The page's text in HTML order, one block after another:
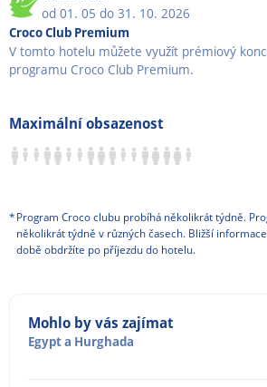
od 01. 05 do 31. 10. 2026
Croco Club Premium
V tomto hotelu můžete využít prémiový
programu Croco Club Premium.
Maximální obsazenost
*Program Croco clubu probíhá několikrát týdně.
několikrát týdně v různých časech. Bližší
době obdržíte po příjezdu do hotelu.
Mohlo by vás zajímat
Egypta Hurghada